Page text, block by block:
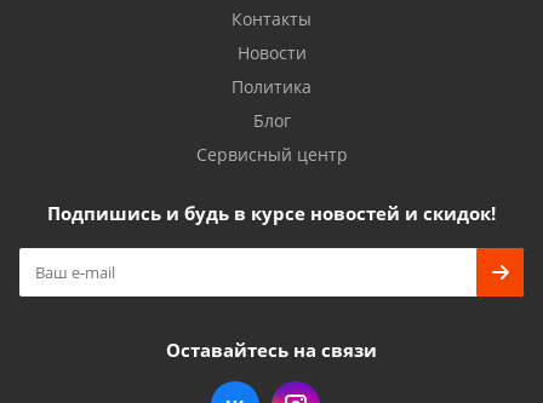
Контакты
Новости
Политика
Блог
Сервисный центр
Подпишись и будь в курсе новостей и скидок!
Оставайтесь на связи